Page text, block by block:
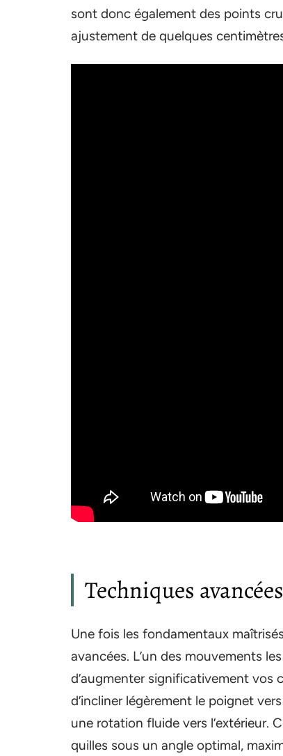
sont donc également des points
ajustement de quelques
Techniques
Une fois les fondamentaux
avancées. L’un des mouvements
d’augmenter significativement vos
d’incliner légèrement le poignet
une rotation fluide vers l’extérieur.
quilles sous un angle optimal,